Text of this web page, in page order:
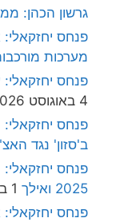
גרשון הכהן:
פנחס
מערכות
פנחס יחזקאלי:
4 באוגוסט 2026
פנחס
ב'סזון' נגד
פנחס יחזקאלי:
2025 ואילך
1 באוגוסט 2026
פנחס